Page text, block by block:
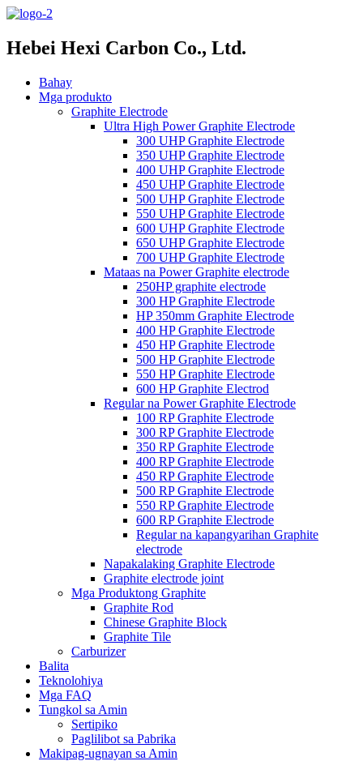
Hebei Hexi Carbon Co., Ltd.
Bahay
Mga produkto
Graphite Electrode
Ultra High Power Graphite Electrode
300 UHP Graphite Electrode
350 UHP Graphite Electrode
400 UHP Graphite Electrode
450 UHP Graphite Electrode
500 UHP Graphite Electrode
550 UHP Graphite Electrode
600 UHP Graphite Electrode
650 UHP Graphite Electrode
700 UHP Graphite Electrode
Mataas na Power Graphite electrode
250HP graphite electrode
300 HP Graphite Electrode
HP 350mm Graphite Electrode
400 HP Graphite Electrode
450 HP Graphite Electrode
500 HP Graphite Electrode
550 HP Graphite Electrode
600 HP Graphite Electrod
Regular na Power Graphite Electrode
100 RP Graphite Electrode
300 RP Graphite Electrode
350 RP Graphite Electrode
400 RP Graphite Electrode
450 RP Graphite Electrode
500 RP Graphite Electrode
550 RP Graphite Electrode
600 RP Graphite Electrode
Regular na kapangyarihan Graphite
electrode
Napakalaking Graphite Electrode
Graphite electrode joint
Mga Produktong Graphite
Graphite Rod
Chinese Graphite Block
Graphite Tile
Carburizer
Balita
Teknolohiya
Mga FAQ
Tungkol sa Amin
Sertipiko
Paglilibot sa Pabrika
Makipag-ugnayan sa Amin